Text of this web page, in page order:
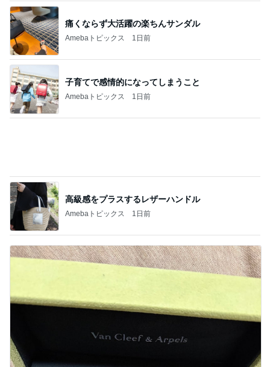
子育てで感情的になってしまうこと
Amebaトピックス 1日前
高級感をプラスするレザーハンドル
Amebaトピックス 1日前
旦那に勿体無いと言われたヴァンクリ
記事を読む